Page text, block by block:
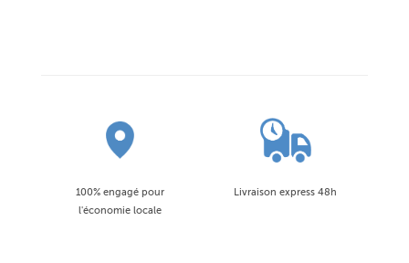
100% engagé pour
l'économie locale
Livraison express 48h